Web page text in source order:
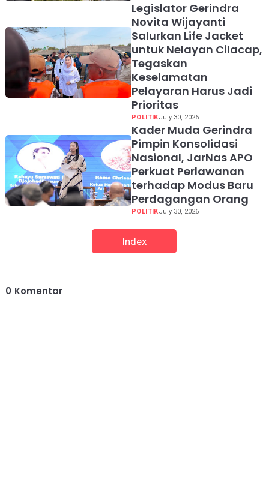
Legislator Gerindra
Novita Wijayanti
Salurkan Life Jacket
untuk Nelayan Cilacap,
Tegaskan
Keselamatan
Pelayaran Harus Jadi
Prioritas
POLITIKJuly 30, 2026
Kader Muda Gerindra
Pimpin Konsolidasi
Nasional, JarNas APO
Perkuat Perlawanan
terhadap Modus Baru
Perdagangan Orang
POLITIKJuly 30, 2026
Index
0 Komentar